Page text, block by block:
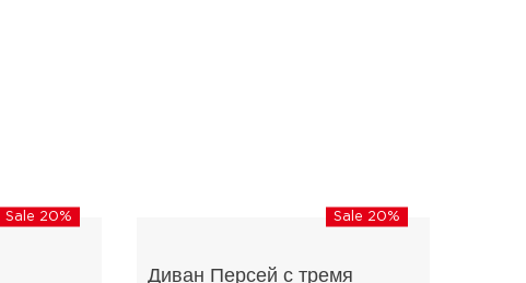
Sale 20% Sale 20%
Диван Персей с тремя